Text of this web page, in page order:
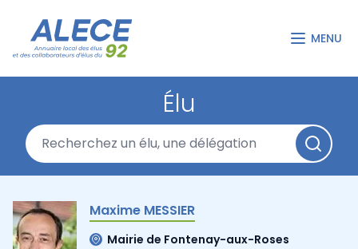
MENU
Élu
Maxime MESSIER
Mairie de Fontenay-aux-Roses